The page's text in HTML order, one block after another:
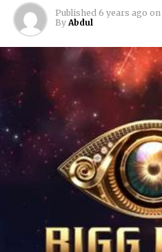
Published 6 years ago on
By Abdul